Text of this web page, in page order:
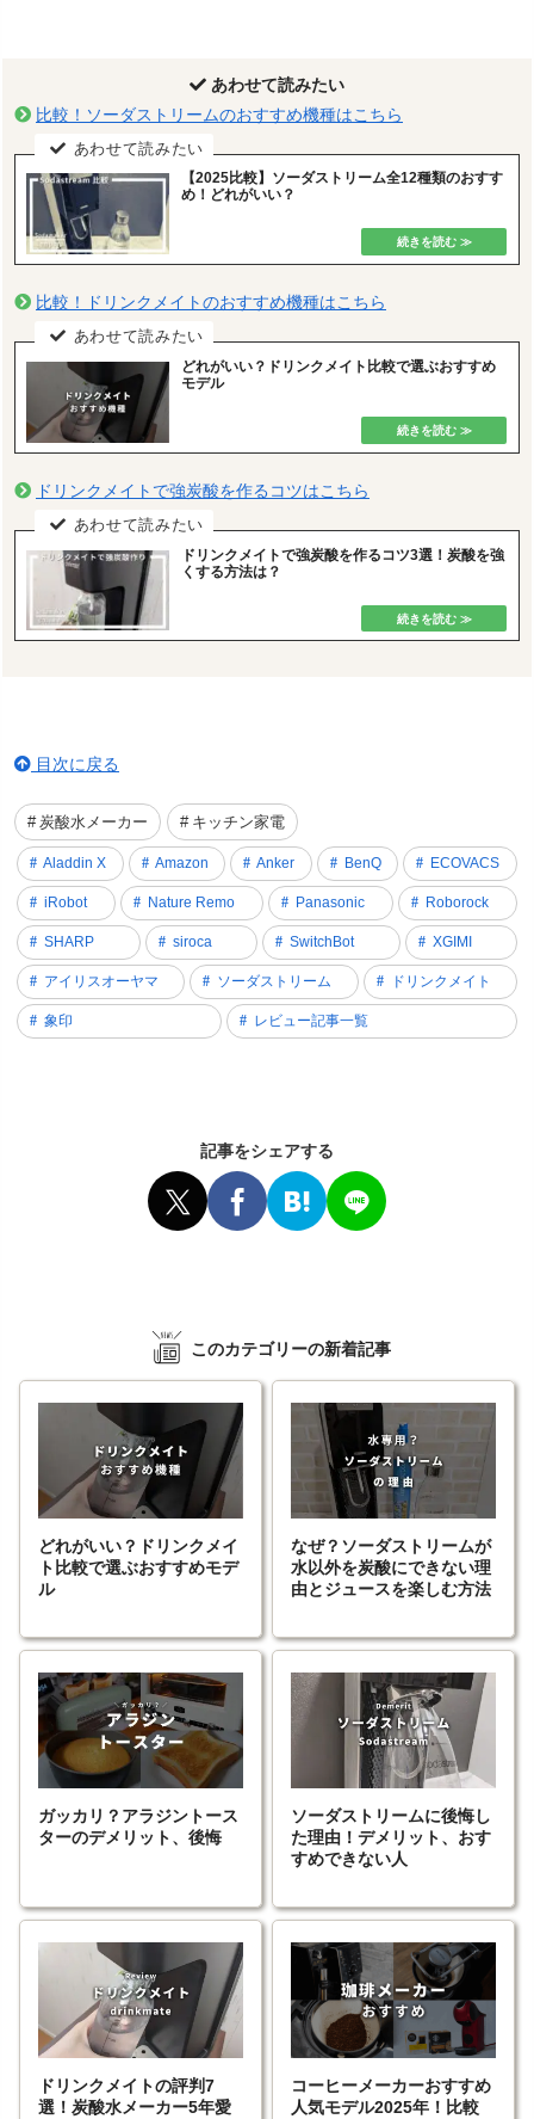
あわせて読みたい
比較！ソーダストリームのおすすめ機種はこちら
【2025比較】ソーダストリーム全12種類のおすす
め！どれがいい？
比較！ドリンクメイトのおすすめ機種はこちら
どれがいい？ドリンクメイト比較で選ぶおすすめ
モデル
ドリンクメイトで強炭酸を作るコツはこちら
ドリンクメイトで強炭酸を作るコツ3選！炭酸を強
くする方法は？
目次に戻る
炭酸水メーカー キッチン家電
Aladdin X Amazon Anker BenQ ECOVACS
iRobot Nature Remo Panasonic Roborock
SHARP siroca SwitchBot XGIMI
アイリスオーヤマ ソーダストリーム ドリンクメイト
象印 レビュー記事一覧
記事をシェアする
このカテゴリーの新着記事
どれがいい？ドリンクメイ
ト比較で選ぶおすすめモデ
ル
なぜ？ソーダストリームが
水以外を炭酸にできない理
由とジュースを楽しむ方法
ガッカリ？アラジントース
ターのデメリット、後悔
ソーダストリームに後悔し
た理由！デメリット、おす
すめできない人
ドリンクメイトの評判7
選！炭酸水メーカー5年愛
コーヒーメーカーおすすめ
人気モデル2025年！比較